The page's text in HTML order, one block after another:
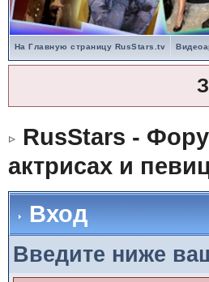
На Главную страницу RusStars.tv
RusStars -
актрисах и
Вход
Введите ниже